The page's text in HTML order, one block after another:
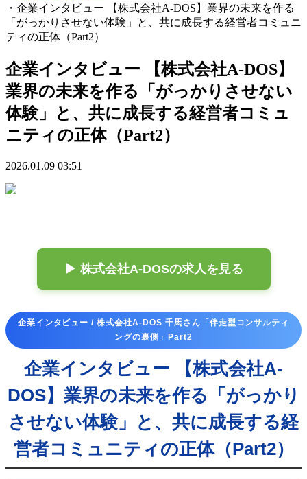
・ 企業インタビュー 【株式会社A-DOS】業界の未来を作る
「がっかりさせない体験」と、共に成長する経営者コミュニ
ティの正体（Part2）
企業インタビュー 【株式会社A-DOS】
業界の未来を作る「がっかりさせない
体験」と、共に成長する経営者コミュ
ニティの正体（Part2）
2026.01.09 03:51
▶ 株式会社A-DOSの求人を見る
企業インタビュー / 株式会社A-DOS 千馬さん「伴走型コンサルティ
ングの裏側」Part2
企業インタビュー 【株式会社A-
DOS】業界の未来を作る「がっかり
させない体験」と、共に成長する経
営者コミュニティの正体（Part2）